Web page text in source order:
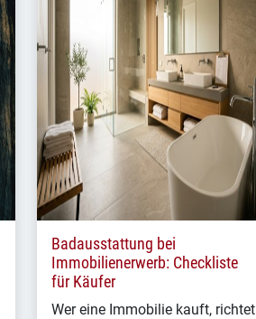
Badausstattung bei
Immobilienerwerb: Checkliste
für Käufer
Wer eine Immobilie kauft, richtet